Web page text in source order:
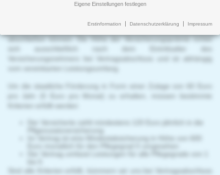
Eigene Einstellungen festlegen
Erstinformation Datenschutzerklärung Impressum
Bundesgesundheitsminister). Dabei handelt es sich um eine
die sowohl gesetzlich wie auch privat Krankenversicherte
abschließen können. Die Höhe der Versicherungsprämie richtet
Versicherungsnehmers bei Vertragsabschluss und ist abhängig
vom vereinbarten Leistungsumfang.
Um die staatliche Förderung in Form einer Zulage von 60 Euro
Pflgezusatzversicherung
Euro monatlich für den Pflegegrad 5 vorgesehen
Sind alle Kriterien erfüllt, kümmern wir uns bei Vertragsabschluss